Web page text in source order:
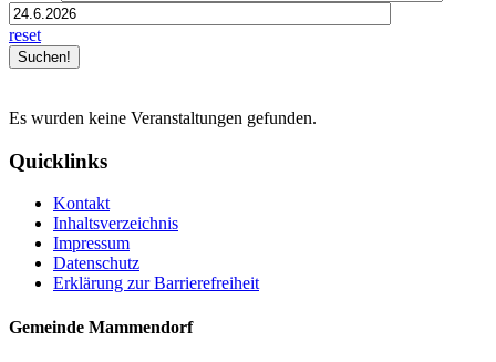
reset
Es wurden keine Veranstaltungen gefunden.
Quicklinks
Kontakt
Inhaltsverzeichnis
Impressum
Datenschutz
Erklärung zur Barrierefreiheit
Gemeinde Mammendorf